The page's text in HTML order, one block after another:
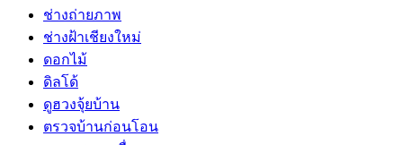
ช่างถ่ายภาพ
ช่างฝ้าเชียงใหม่
ดอกไม้
ดิลโด้
ดูฮวงจุ้ยบ้าน
ตรวจบ้านก่อนโอน